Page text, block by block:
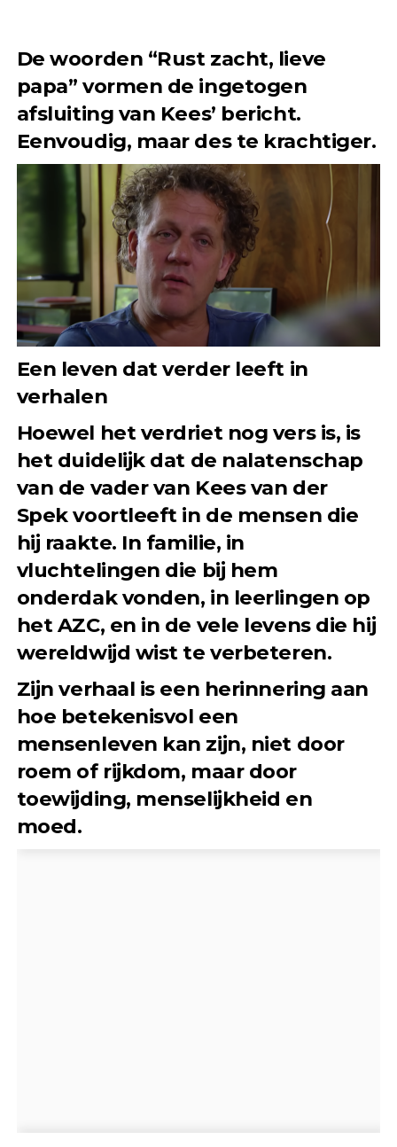
De woorden “Rust zacht, lieve
papa” vormen de ingetogen
afsluiting van Kees’ bericht.
Eenvoudig, maar des te krachtiger.
Een leven dat verder leeft in
verhalen
Hoewel het verdriet nog vers is, is
het duidelijk dat de nalatenschap
van de vader van Kees van der
Spek voortleeft in de mensen die
hij raakte. In familie, in
vluchtelingen die bij hem
onderdak vonden, in leerlingen op
het AZC, en in de vele levens die hij
wereldwijd wist te verbeteren.
Zijn verhaal is een herinnering aan
hoe betekenisvol een
mensenleven kan zijn, niet door
roem of rijkdom, maar door
toewijding, menselijkheid en
moed.